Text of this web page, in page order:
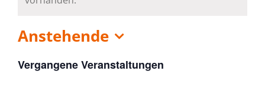
Anstehende
wählen.
Vergangene Veranstaltungen